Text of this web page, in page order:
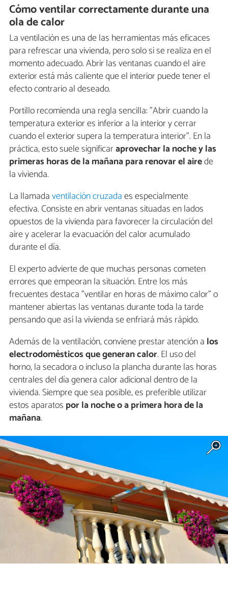
Cómo ventilar correctamente durante una
ola de calor
La ventilación es una de las herramientas más eficaces
para refrescar una vivienda, pero solo si se realiza en el
momento adecuado. Abrir las ventanas cuando el aire
exterior está más caliente que el interior puede tener el
efecto contrario al deseado.
Portillo recomienda una regla sencilla: "Abrir cuando la
temperatura exterior es inferior a la interior y cerrar
cuando el exterior supera la temperatura interior". En la
práctica, esto suele significaraprovechar la noche y las
primeras horas de la mañana para renovar el airede
la vivienda.
La llamadaventilación cruzadaes especialmente
efectiva. Consiste en abrir ventanas situadas en lados
opuestos de la vivienda para favorecer la circulación del
aire y acelerar la evacuación del calor acumulado
durante el día.
El experto advierte de que muchas personas cometen
errores que empeoran la situación. Entre los más
frecuentes destaca "ventilar en horas de máximo calor" o
mantener abiertas las ventanas durante toda la tarde
pensando que así la vivienda se enfriará más rápido.
Además de la ventilación, conviene prestar atención a los
electrodomésticos que generan calor. El uso del
horno, la secadora o incluso la plancha durante las horas
centrales del día genera calor adicional dentro de la
vivienda. Siempre que sea posible, es preferible utilizar
estos aparatos por la noche o a primera hora de la
mañana.